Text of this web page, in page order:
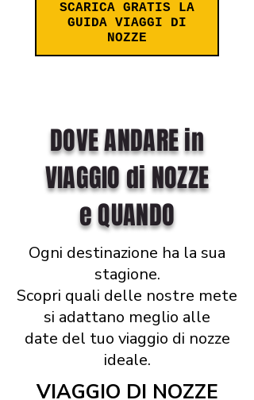
SCARICA GRATIS LA
GUIDA VIAGGI DI
NOZZE
DOVE ANDARE in
VIAGGIO di NOZZE
e QUANDO
Ogni destinazione ha la sua
stagione.
Scopri quali delle nostre mete
si adattano meglio alle
date del tuo viaggio di nozze
ideale.
VIAGGIO DI NOZZE